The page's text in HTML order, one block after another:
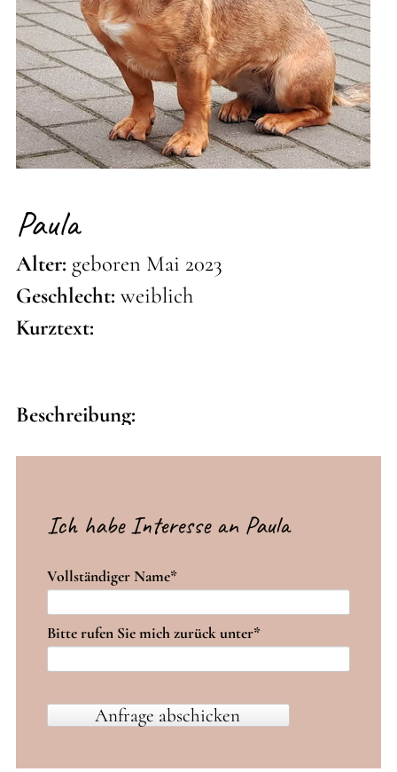
Paula
Alter: geboren Mai 2023
Geschlecht: weiblich
Kurztext:
Beschreibung:
Ich habe Interesse an Paula
Pflichtfeld
Vollständiger Name*
Pflichtfeld
Bitte rufen Sie mich zurück unter*
Anfrage abschicken